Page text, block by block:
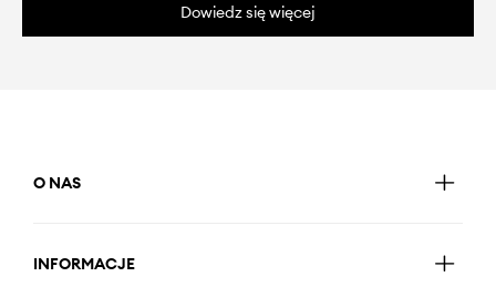
Dowiedz się więcej
O NAS
INFORMACJE